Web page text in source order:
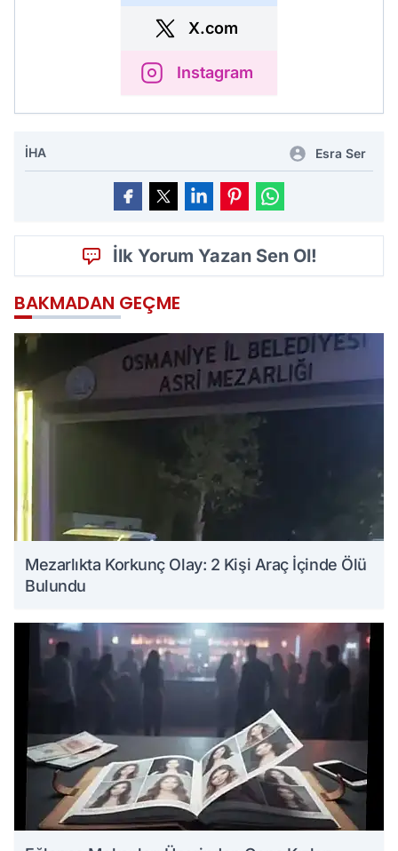
X.com
Instagram
İHA Esra Ser
İlk Yorum Yazan Sen Ol!
BAKMADAN GEÇME
Mezarlıkta Korkunç Olay: 2 Kişi Araç İçinde Ölü
Bulundu